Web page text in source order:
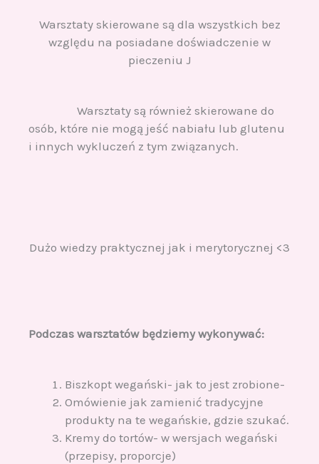
Warsztaty skierowane są dla wszystkich bez
względu na posiadane doświadczenie w
pieczeniu J
Warsztaty są również skierowane do
osób, które nie mogą jeść nabiału lub glutenu
i innych wykluczeń z tym związanych.
Dużo wiedzy praktycznej jak i merytorycznej <3
Podczas warsztatów będziemy wykonywać:
Biszkopt wegański- jak to jest zrobione-
Omówienie jak zamienić tradycyjne
produkty na te wegańskie, gdzie szukać.
Kremy do tortów- w wersjach wegański
(przepisy, proporcje)